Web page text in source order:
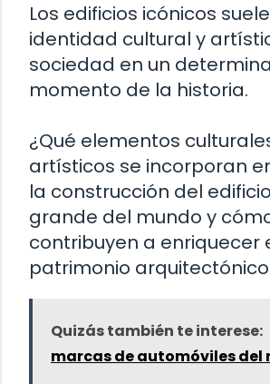
Los edificios icónicos
identidad cultural y
sociedad en un
momento de la historia.
¿Qué elementos
artísticos se incorporan
la construcción del
grande del mundo y
contribuyen a enriquecer
patrimonio
Quizás también te interese:
marcas de automóviles del